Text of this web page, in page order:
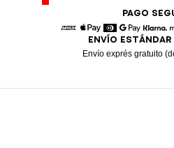
PAGO
American Express
Apple Pay
DinersGoogle Pay
ENVÍO
Envío exprés gratuito